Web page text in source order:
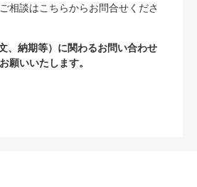
相談はこちらからお問合せくださ
、納期等）に関わるお問い合わせ
願いいたします。